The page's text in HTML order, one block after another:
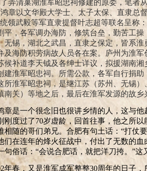
弄清巢湖淮军昭忠祠修建的原委，笔者
章以文华殿大学士、太子太保、直隶总
领武毅等军直隶提督叶志超等联名呈称
平，各军调办海防，修筑台垒，勤苦工
无锡，湖北之武昌，直隶之保定，皆系
及海防积劳病故人员各在案。庐州为淮
候补道李天钺及各绅士详议，拟援湖南
建淮军昭忠祠。所需公款，各军自行捐
所淮军昭忠祠，是继江苏（苏州、无锡
南关）等地之后，最后在淮军发源的故乡
章是一个很念旧也很讲乡情的人，这与
刚度过了70岁虚龄，回首往事，他之所
相随的哥们弟兄。合肥有句土话：“打仗
们在连年的烽火征战中，付出了无数的
句俗话：“会说合肥话，就把洋刀挎。”
年春，又是淮军成军整整30周年的日子